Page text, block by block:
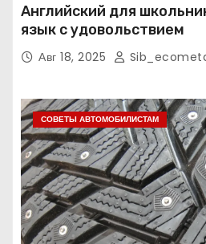
Английский для
язык с удовольствием
Авг 18, 2025
СОВЕТЫ АВТОМОБИЛИСТАМ